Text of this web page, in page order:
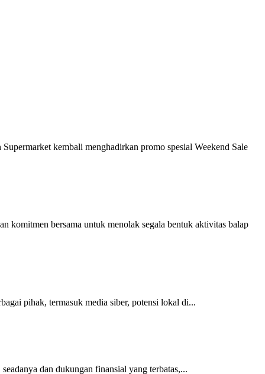
kembali menghadirkan promo spesial Weekend Sale
komitmen bersama untuk menolak segala bentuk aktivitas balap
pihak, termasuk media siber, potensi lokal di...
dan dukungan finansial yang terbatas,...